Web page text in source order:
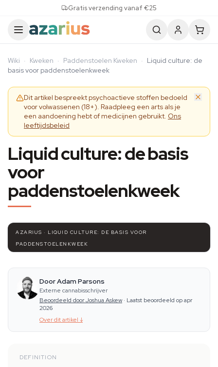
Gratis verzending vanaf €25
Wiki · Kweken · Paddenstoelen Kweken · Liquid culture: de
basis voor paddenstoelenkweek
Dit artikel bespreekt psychoactieve stoffen bedoeld
voor volwassenen (18+). Raadpleeg een arts als je
een aandoening hebt of medicijnen gebruikt. Ons
leeftijdsbeleid
Liquid culture: de basis
voor
paddenstoelenkweek
AZARIUS · LIQUID CULTURE: DE BASIS VOOR
PADDENSTOELENKWEEK
Door Adam Parsons
Externe cannabisschrijver
Beoordeeld door Joshua Askew · Laatst beoordeeld op apr
2026
Over dit artikel ↓
DEFINITION